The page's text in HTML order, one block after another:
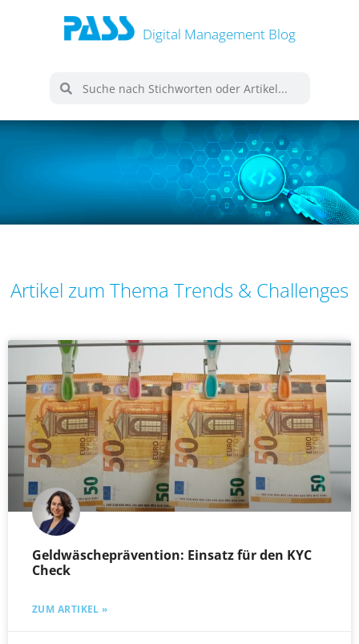
Digital Management Blog
Artikel zum Thema Trends & Challenges
Geldwäscheprävention: Einsatz für den KYC
Check
ZUM ARTIKEL »